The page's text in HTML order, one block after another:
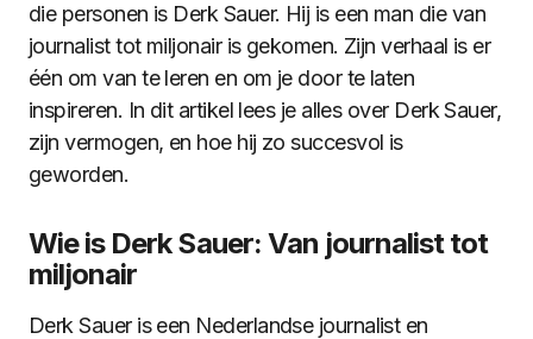
die personen is Derk Sauer. Hij is een man die van
journalist tot miljonair is gekomen. Zijn verhaal is er
één om van te leren en om je door te laten
inspireren. In dit artikel lees je alles over Derk Sauer,
zijn vermogen, en hoe hij zo succesvol is
geworden.
Wie is Derk Sauer: Van journalist tot
miljonair
Derk Sauer is een Nederlandse journalist en